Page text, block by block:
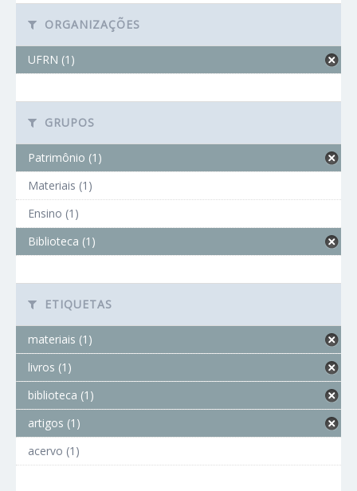
ORGANIZAÇÕES
UFRN (1)
GRUPOS
Patrimônio (1)
Materiais (1)
Ensino (1)
Biblioteca (1)
ETIQUETAS
materiais (1)
livros (1)
biblioteca (1)
artigos (1)
acervo (1)